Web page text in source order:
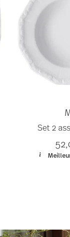
Set 2